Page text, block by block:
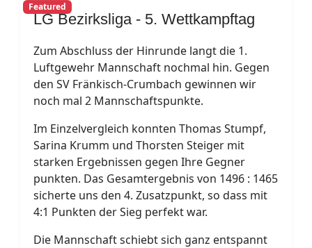
Featured
LG Bezirksliga - 5. Wettkampftag
Zum Abschluss der Hinrunde langt die 1.
Luftgewehr Mannschaft nochmal hin. Gegen
den SV Fränkisch-Crumbach gewinnen wir
noch mal 2 Mannschaftspunkte.
Im Einzelvergleich konnten Thomas Stumpf,
Sarina Krumm und Thorsten Steiger mit
starken Ergebnissen gegen Ihre Gegner
punkten. Das Gesamtergebnis von 1496 : 1465
sicherte uns den 4. Zusatzpunkt, so dass mit
4:1 Punkten der Sieg perfekt war.
Die Mannschaft schiebt sich ganz entspannt